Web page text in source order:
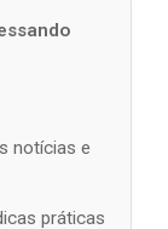
notícias e
práticas